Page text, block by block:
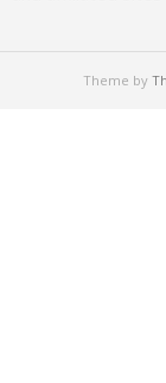
Theme by